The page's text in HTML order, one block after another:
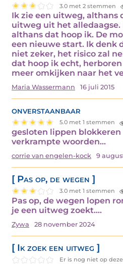
3.0 met 2 stemmen
Ik zie een uitweg, althans
uitweg uit het alledaagse.
althans dat hoop ik. De
een nieuwe start. Ik denk
niet zeker, het risico zal
dat hoop ik echt,
meer omkijken naar het
Maria Wassermann 16 juli 2015
onverstaanbaar
5.0 met 1 stemmen
gesloten lippen
verkrampte woorden…
corrie van engelen-kock 9
[ Pas op, de wegen ]
3.0 met 1 stemmen
Pas op, de wegen lopen
je een uitweg zoekt.…
Zywa 28 november 2024
[ Ik zoek een uitweg ]
Er is nog niet op